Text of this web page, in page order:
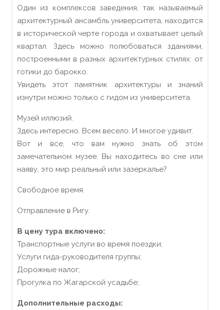
Один из комплексов заведения, так называемый
архитектурный ансамбль университета, находится
в исторической черте города и охватывает целый
квартал. Здесь можно полюбоваться зданиями,
построенными в разных архитектурных стилях: от
готики до барокко.
Увидеть этот памятник архитектуры и знаний
изнутри можно только с гидом из университета.
Музей иллюзий.
Здесь интересно. Всем весело. И многое удивит.
Вот и все, что вам нужно знать об этом
замечательном музее. Вы находитесь во сне или
наяву, это мир реальный или зазеркалье?
Свободное время.
Отправление в Ригу.
В цену тура включено:
Транспортные услуги во время поездки;
Услуги гида-руководителя группы;
Дорожные налог;
Прогулка по Жагарской усадьбе;
Дополнительные расходы: